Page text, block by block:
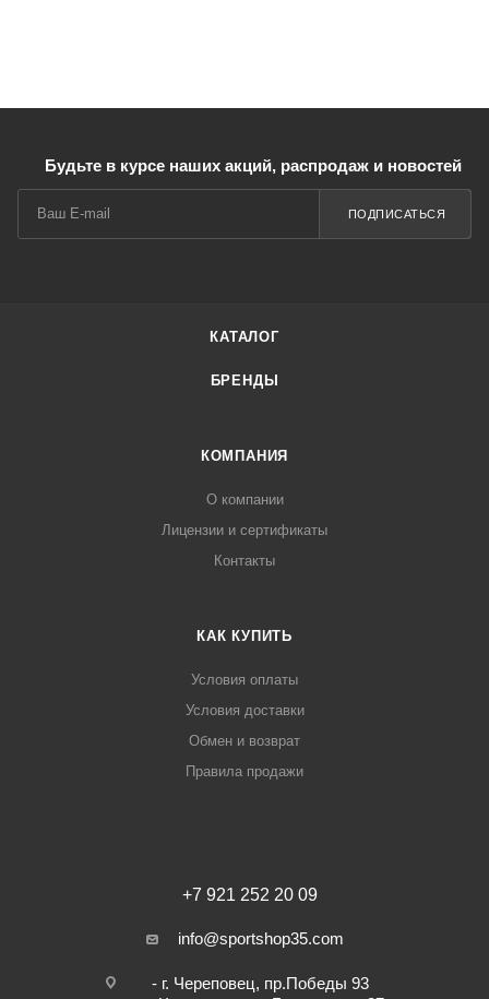
Будьте в курсе наших акций, распродаж и новостей
ПОДПИСАТЬСЯ
КАТАЛОГ
БРЕНДЫ
КОМПАНИЯ
О компании
Лицензии и сертификаты
Контакты
КАК КУПИТЬ
Условия оплаты
Условия доставки
Обмен и возврат
Правила продажи
+7 921 252 20 09
info@sportshop35.com
- г. Череповец, пр.Победы 93